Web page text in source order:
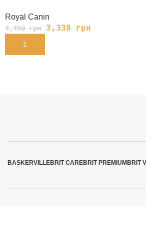
Royal Canin
4,450грн 3,338 грн
В КОРЗИНУ
BASKERVILLEBRIT CAREBRIT PREMIUMBRIT